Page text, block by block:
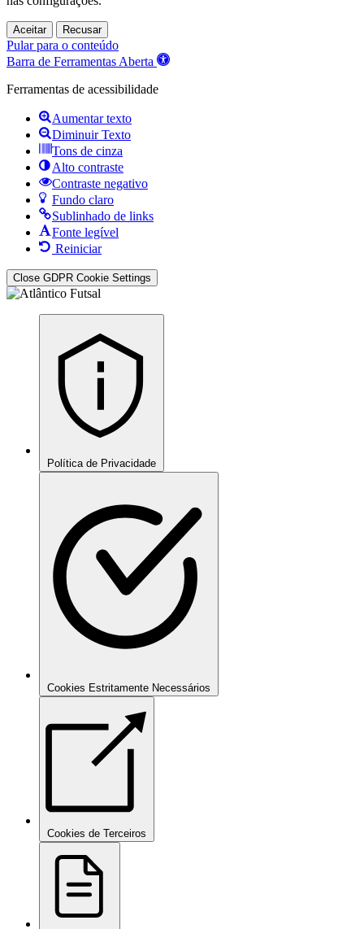
Aceitar Recusar
Pular para o conteúdo
Barra de Ferramentas Aberta
Ferramentas de acessibilidade
Aumentar texto
Diminuir Texto
Tons de cinza
Alto contraste
Contraste negativo
Fundo claro
Sublinhado de links
Fonte legível
Reiniciar
Close GDPR Cookie Settings
Política de Privacidade
Cookies Estritamente Necessários
Cookies de Terceiros